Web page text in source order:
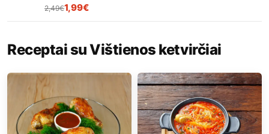
2,49€1,99€
Receptai su Vištienos ketvirčiai